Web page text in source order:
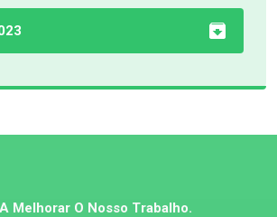
Melhorar O Nosso Trabalho.